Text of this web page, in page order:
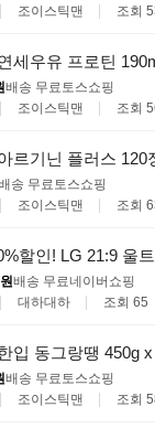
조이스틱맨 조회
세우유 프로틴
배송 무료토스쇼핑
조이스틱맨 조회
르기닌 플러스 120
송 무료토스쇼핑
조이스틱맨 조회
할인! LG 21:9 울
배송 무료네이버쇼핑
대하대하 조회 65
입 동그랑땡 450g x
배송 무료토스쇼핑
조이스틱맨 조회